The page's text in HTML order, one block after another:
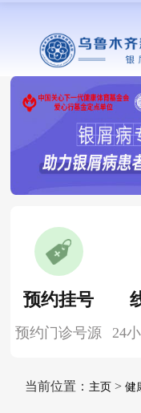
预约挂号
预约门诊号源 24
当前位置： 主页> 健